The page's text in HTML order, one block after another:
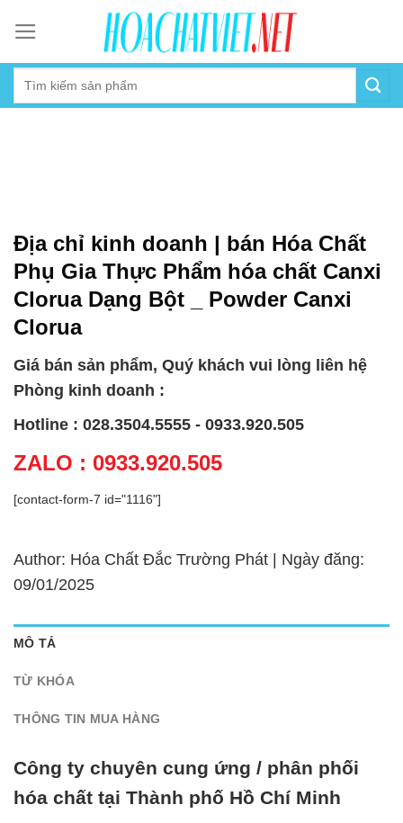
content
Địa chỉ kinh doanh | bán Hóa Chất
Phụ Gia Thực Phẩm hóa chất Canxi
Clorua Dạng Bột _ Powder Canxi
Clorua
Giá bán sản phẩm, Quý khách vui lòng liên hệ
Phòng kinh doanh :
Hotline : 028.3504.5555 - 0933.920.505
ZALO : 0933.920.505
[contact-form-7 id="1116"]
Author: Hóa Chất Đắc Trường Phát | Ngày đăng:
09/01/2025
MÔ TẢ
TỪ KHÓA
THÔNG TIN MUA HÀNG
Công ty chuyên cung ứng / phân phối
hóa chất tại Thành phố Hồ Chí Minh